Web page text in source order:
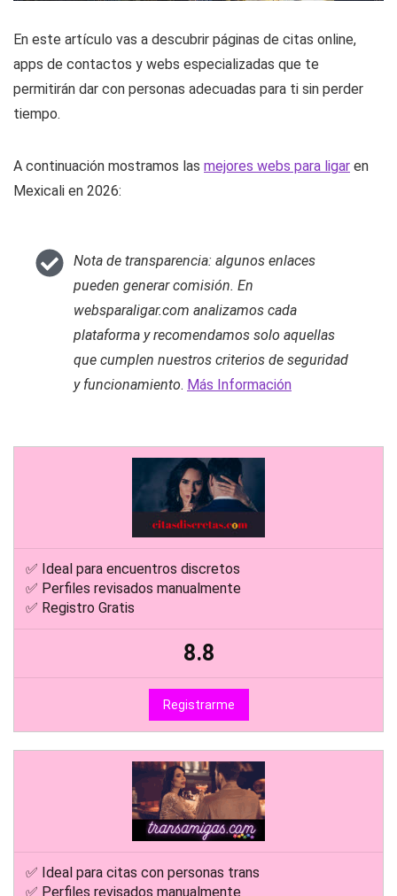
En este artículo vas a descubrir páginas de citas online,
apps de contactos y webs especializadas que te
permitirán dar con personas adecuadas para ti sin perder
tiempo.
A continuación mostramos las mejores webs para ligar en
Mexicali en 2026:
Nota de transparencia: algunos enlaces
pueden generar comisión. En
websparaligar.com analizamos cada
plataforma y recomendamos solo aquellas
que cumplen nuestros criterios de seguridad
y funcionamiento. Más Información
✅ Ideal para encuentros discretos
✅ Perfiles revisados manualmente
✅ Registro Gratis
8.8
Registrarme
✅ Ideal para citas con personas trans
✅ Perfiles revisados manualmente